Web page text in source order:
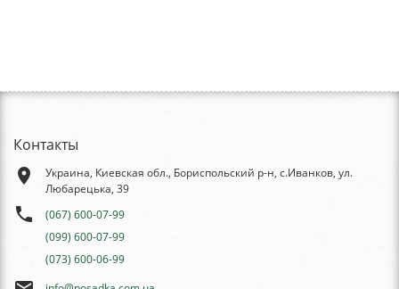
Контакты
place
Украина, Киевская обл., Бориспольский р-н, с.Иванков, ул.
Любарецька, 39
phone
(067) 600-07-99
(099) 600-07-99
(073) 600-06-99